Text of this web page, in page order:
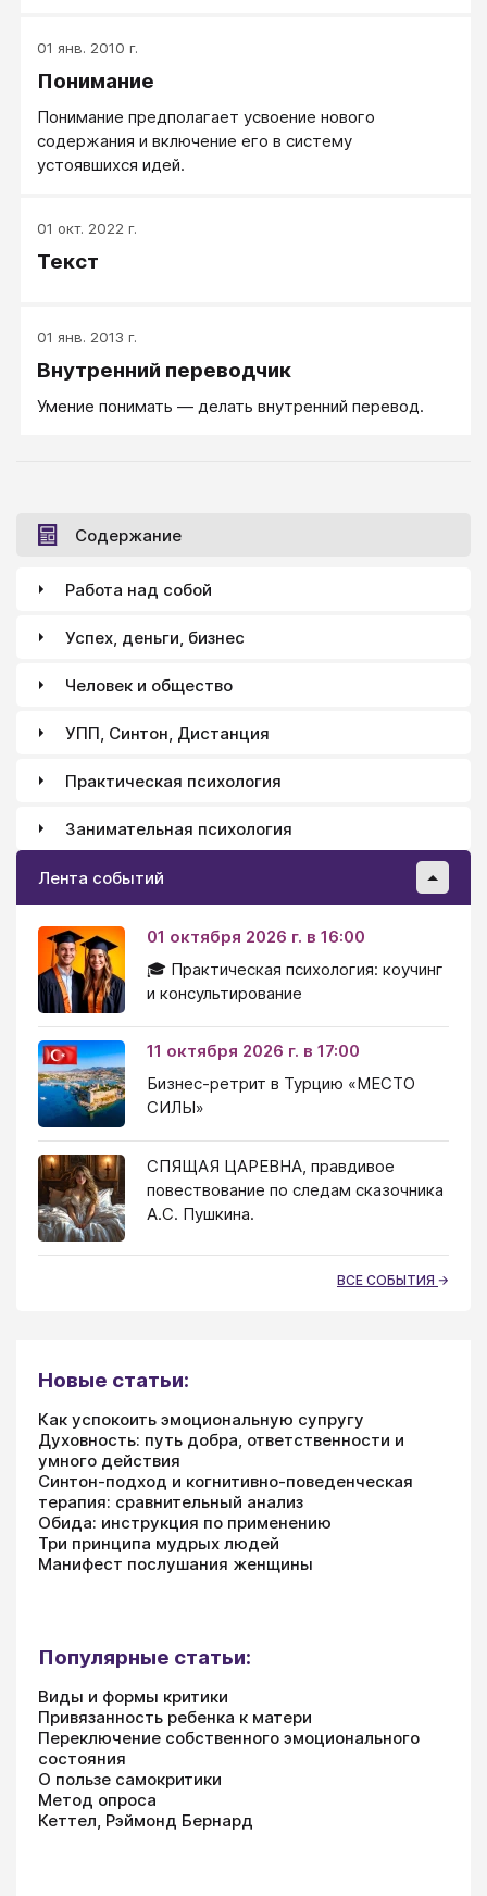
01 янв. 2010 г.
Понимание
Понимание предполагает усвоение нового
содержания и включение его в систему
устоявшихся идей.
01 окт. 2022 г.
Текст
01 янв. 2013 г.
Внутренний переводчик
Умение понимать — делать внутренний перевод.
Содержание
Работа над собой
Успех, деньги, бизнес
Человек и общество
УПП, Синтон, Дистанция
Практическая психология
Занимательная психология
Лента событий
01 октября 2026 г. в 16:00
🎓 Практическая психология: коучинг
и консультирование
11 октября 2026 г. в 17:00
Бизнес-ретрит в Турцию «МЕСТО
СИЛЫ»
СПЯЩАЯ ЦАРЕВНА, правдивое
повествование по следам сказочника
А.С. Пушкина.
ВСЕ СОБЫТИЯ
Новые статьи:
Как успокоить эмоциональную супругу
Духовность: путь добра, ответственности и
умного действия
Синтон-подход и когнитивно-поведенческая
терапия: сравнительный анализ
Обида: инструкция по применению
Три принципа мудрых людей
Манифест послушания женщины
Популярные статьи:
Виды и формы критики
Привязанность ребенка к матери
Переключение собственного эмоционального
состояния
О пользе самокритики
Метод опроса
Кеттел, Рэймонд Бернард